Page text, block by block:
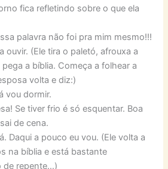
fica refletindo sobre o que ela
palavra não foi pra mim mesmo!!!
ouvir. (Ele tira o paletó, afrouxa a
a bíblia. Começa a folhear a
volta e diz:)
vou dormir.
Se tiver frio é só esquentar. Boa
de cena.
Daqui a pouco eu vou. (Ele volta a
na bíblia e está bastante
de repente…)